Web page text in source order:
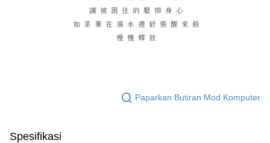
Paparkan Butiran Mod Komputer
Spesifikasi